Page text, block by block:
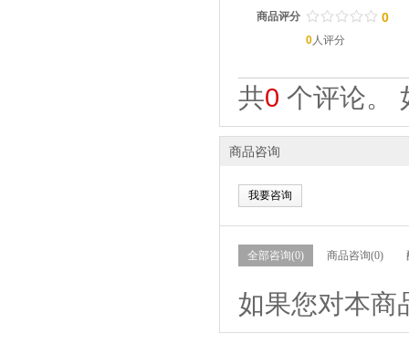
商品评分 / / / / /
. . . . . 0
0人评分
共0 个评论。
商品咨询
我要咨询
全部咨询(0) 商品咨询(0)
如果您对本商